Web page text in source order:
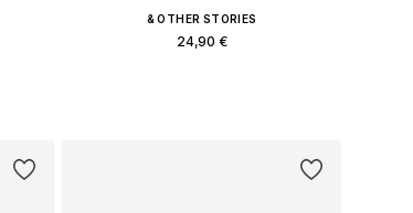
& OTHER STORIES
24,90 €